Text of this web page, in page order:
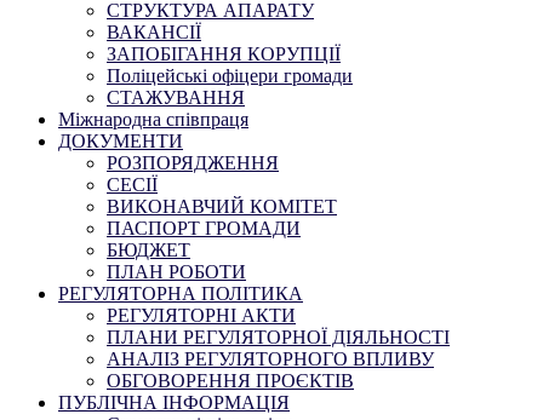
СТРУКТУРА АПАРАТУ
ВАКАНСІЇ
ЗАПОБІГАННЯ КОРУПЦІЇ
Поліцейські офіцери громади
СТАЖУВАННЯ
Міжнародна співпраця
ДОКУМЕНТИ
РОЗПОРЯДЖЕННЯ
СЕСІЇ
ВИКОНАВЧИЙ КОМІТЕТ
ПАСПОРТ ГРОМАДИ
БЮДЖЕТ
ПЛАН РОБОТИ
РЕГУЛЯТОРНА ПОЛІТИКА
РЕГУЛЯТОРНІ АКТИ
ПЛАНИ РЕГУЛЯТОРНОЇ ДІЯЛЬНОСТІ
АНАЛІЗ РЕГУЛЯТОРНОГО ВПЛИВУ
ОБГОВОРЕННЯ ПРОЄКТІВ
ПУБЛІЧНА ІНФОРМАЦІЯ